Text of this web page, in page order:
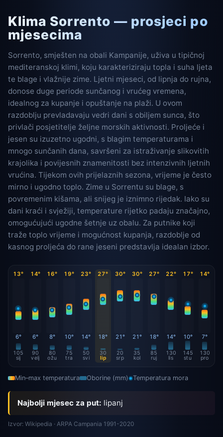
Klima Sorrento — prosjeci po
mjesecima
Sorrento, smješten na obali Kampanije, uživa u tipičnoj
mediteranskoj klimi, koju karakteriziraju topla i suha ljeta
te blage i vlažnije zime. Ljetni mjeseci, od lipnja do rujna,
donose duge periode sunčanog i vrućeg vremena,
idealnog za kupanje i opuštanje na plaži. U ovom
razdoblju prevladavaju vedri dani s obiljem sunca, što
privlači posjetitelje željne morskih aktivnosti. Proljeće i
jesen su izuzetno ugodni, s blagim temperaturama i
mnogo sunčanih dana, savršeni za istraživanje slikovitih
krajolika i povijesnih znamenitosti bez intenzivnih ljetnih
vrućina. Tijekom ovih prijelaznih sezona, vrijeme je često
mirno i ugodno toplo. Zime u Sorrentu su blage, s
povremenim kišama, ali snijeg je iznimno rijedak. Iako su
dani kraći i svježiji, temperature rijetko padaju značajno,
omogućujući ugodne šetnje uz obalu. Za putnike koji
traže toplo vrijeme i mogućnost kupanja, razdoblje od
kasnog proljeća do rane jeseni predstavlja idealan izbor.
13°
6°
105
sij
14°
6°
90
velj
16°
8°
80
ožu
19°
10°
75
tra
23°
14°
50
svi
27°
18°
30
lip
30°
21°
20
srp
30°
21°
35
kol
27°
18°
85
ruj
22°
14°
130
lis
17°
10°
145
stu
14°
7°
130
pro
Min–max temperatura Oborine (mm) Temperatura mora
Najbolji mjesec za put: lipanj
Izvor: Wikipedia · ARPA Campania 1991-2020